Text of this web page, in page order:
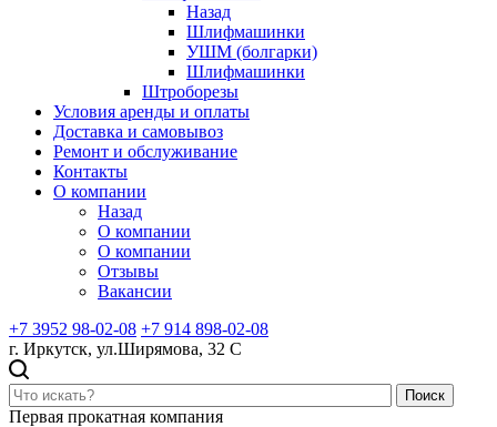
Назад
Шлифмашинки
УШМ (болгарки)
Шлифмашинки
Штроборезы
Условия аренды и оплаты
Доставка и самовывоз
Ремонт и обслуживание
Контакты
О компании
Назад
О компании
О компании
Отзывы
Вакансии
+7 3952 98-02-08 +7 914 898-02-08
г. Иркутск, ул.Ширямова, 32 С
Поиск
Первая прокатная компания